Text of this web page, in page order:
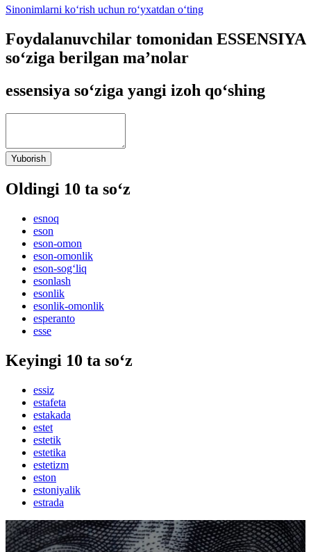
Sinonimlarni ko‘rish uchun ro‘yxatdan o‘ting
Foydalanuvchilar tomonidan ESSENSIYA
so‘ziga berilgan ma’nolar
essensiya so‘ziga yangi izoh qo‘shing
Yuborish
Oldingi 10 ta so‘z
esnoq
eson
eson-omon
eson-omonlik
eson-sog‘liq
esonlash
esonlik
esonlik-omonlik
esperanto
esse
Keyingi 10 ta so‘z
essiz
estafeta
estakada
estet
estetik
estetika
estetizm
eston
estoniyalik
estrada